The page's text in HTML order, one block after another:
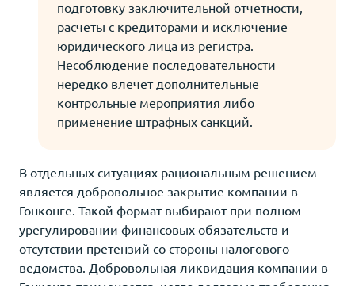
подготовку заключительной отчетности,
расчеты с кредиторами и исключение
юридического лица из регистра.
Несоблюдение последовательности
нередко влечет дополнительные
контрольные мероприятия либо
применение штрафных санкций.
В отдельных ситуациях рациональным решением
является добровольное закрытие компании в
Гонконге. Такой формат выбирают при полном
урегулировании финансовых обязательств и
отсутствии претензий со стороны налогового
ведомства. Добровольная ликвидация компании в